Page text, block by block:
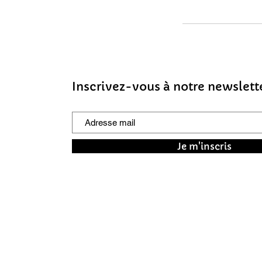
Inscrivez-vous à notre
Je m'inscris